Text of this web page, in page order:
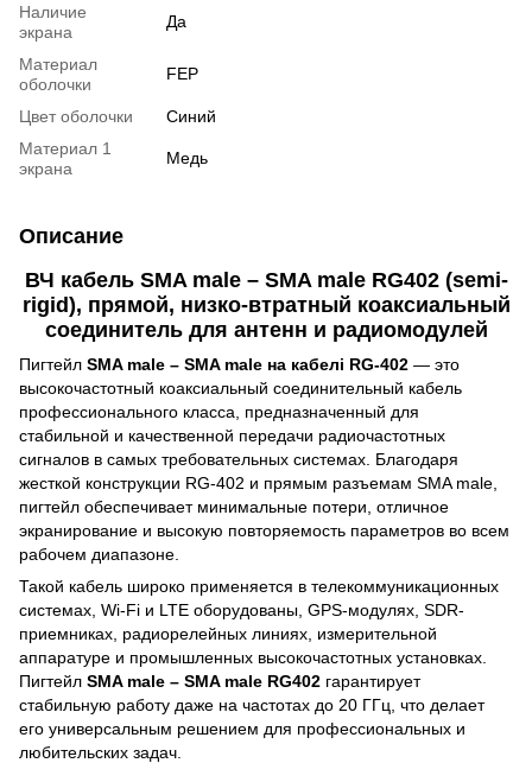
Наличие
экрана
Да
Материал
оболочки
FEP
Цвет оболочки
Синий
Материал 1
экрана
Медь
Описание
ВЧ кабель SMA male – SMA male RG402 (semi-
rigid), прямой, низко-втратный коаксиальный
соединитель для антенн и радиомодулей
Пигтейл SMA male – SMA male на кабелі RG-402 — это
высокочастотный коаксиальный соединительный кабель
профессионального класса, предназначенный для
стабильной и качественной передачи радиочастотных
сигналов в самых требовательных системах. Благодаря
жесткой конструкции RG-402 и прямым разъемам SMA male,
пигтейл обеспечивает минимальные потери, отличное
экранирование и высокую повторяемость параметров во всем
рабочем диапазоне.
Такой кабель широко применяется в телекоммуникационных
системах, Wi-Fi и LTE оборудованы, GPS-модулях, SDR-
приемниках, радиорелейных линиях, измерительной
аппаратуре и промышленных высокочастотных установках.
Пигтейл SMA male – SMA male RG402 гарантирует
стабильную работу даже на частотах до 20 ГГц, что делает
его универсальным решением для профессиональных и
любительских задач.